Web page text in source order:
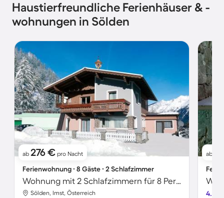
Haustierfreundliche Ferienhäuser & -
wohnungen in Sölden
ab 276 € pro Nacht
Ferienwohnung ∙ 8 Gäste ∙ 2 Schlafzimmer
Wohnung mit 2 Schlafzimmern für 8 Personen
Sölden, Imst, Österreich
ab
4.5